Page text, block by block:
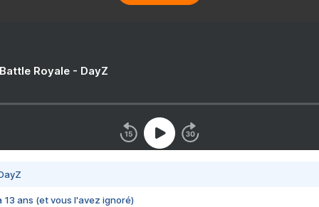
Royale - DayZ
13 ans (et vous l'avez ignoré)